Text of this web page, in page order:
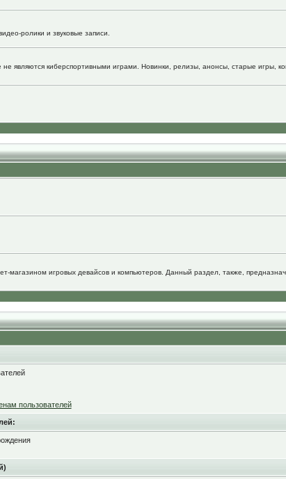
ролики и звуковые записи.
являются киберспортивными играми. Новинки, релизы, анонсы, старые игры,
магазином игровых девайсов и компьютеров. Данный раздел, также,
пользователей